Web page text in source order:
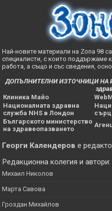
Най-новите материали на Zona 98
специалисти, с които поддържаме
работа, а също и със сведения,
ДОПЪЛНИТЕЛНИ ИЗТОЧНИЦИ НА
Клиника Майо
Националната здравна
служба NHS в Лондон
Българското министерство
на здравеопазването
Георги Календеров е
Редакционна колегия и автори:
Михаил Николов
Марта Савова
Гроздан Михайлов